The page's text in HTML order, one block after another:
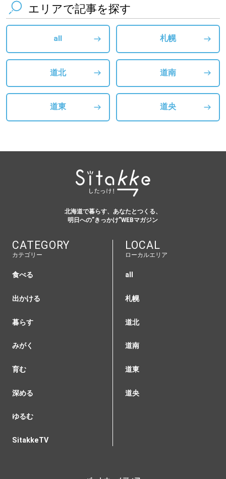
エリアで記事を探す
all 札幌
道北 道南
道東 道央
北海道で暮らす、あなたとつくる、
明日への”きっかけ”WEBマガジン
CATEGORY
カテゴリー
食べる
出かける
暮らす
みがく
育む
深める
ゆるむ
SitakkeTV
LOCAL
ローカルエリア
all
札幌
道北
道南
道東
道央